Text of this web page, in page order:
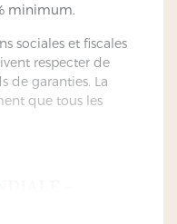
minimum.
sociales et fiscales
respecter de
de garanties. La
que tous les